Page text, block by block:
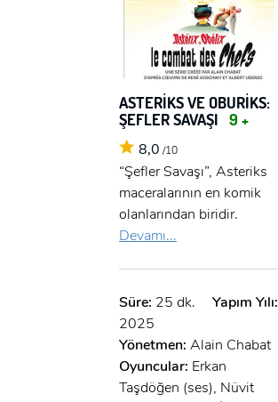
ASTERİKS VE OBURİKS:
ŞEFLER SAVAŞI 9 +
8,0 /10
“Şefler Savaşı”, Asteriks
maceralarının en komik
olanlarından biridir.
Devamı...
Süre: 25 dk.
Yapım Yılı:
2025
Yönetmen: Alain Chabat
Oyuncular: Erkan
Taşdöğen (ses), Nüvit